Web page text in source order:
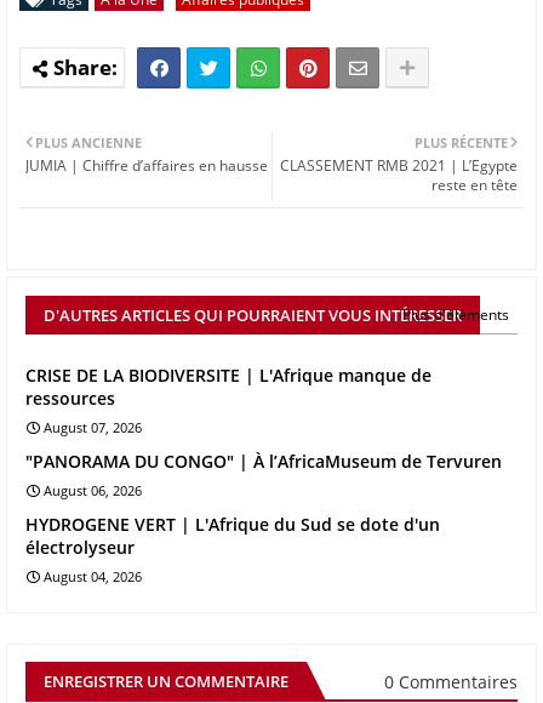
PLUS RÉCENTE
CLASSEMENT RMB 2021 | L’Egypte
reste en tête
PLUS ANCIENNE
JUMIA | Chiffre d’affaires en hausse
D'AUTRES ARTICLES QUI POURRAIENT VOUS INTÉRESSER
Plus d'éléments
CRISE DE LA BIODIVERSITE | L'Afrique manque de
ressources
August 07, 2026
"PANORAMA DU CONGO" | À l’AfricaMuseum de Tervuren
August 06, 2026
HYDROGENE VERT | L'Afrique du Sud se dote d'un
électrolyseur
August 04, 2026
ENREGISTRER UN COMMENTAIRE 0 Commentaires